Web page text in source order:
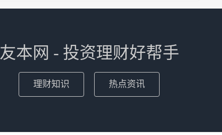
友本网 - 投资理财好帮手
理财知识 热点资讯